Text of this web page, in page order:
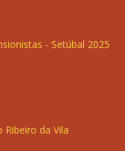
- Setúbal 2025
da Vila